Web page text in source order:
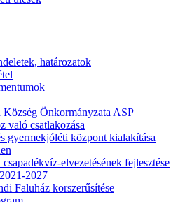
határozatok
Község Önkormányzata ASP
való csatlakozása
gyermekjóléti központ kialakítása
csapadékvíz-elvezetésének fejlesztése
2027
Faluház korszerűsítése